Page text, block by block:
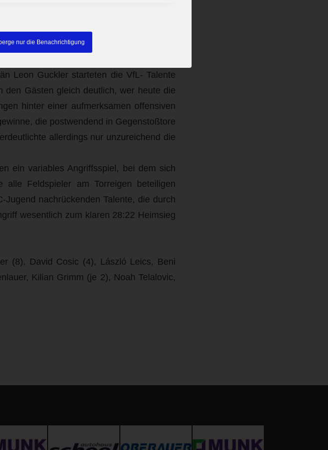
nur die Benachrichtigung
Leon Guckler starteten die VfL- Talente
Gästen gleich deutlich, wer heute die
hinter einer aufmerksamen offensiven
die postwendend in Gegenstoßtore
allerdings nur unzureichend die
ein variables Angriffsspiel, bei dem sich
Feldspieler am Torreigen beteiligen
nachrückenden Talente, die durch
wesentlich zum klaren 28:22 Heimsieg
(8), David Cosic (4), László Leics, Beni
Kilian Grimm (je 2), Noah Telalovic,